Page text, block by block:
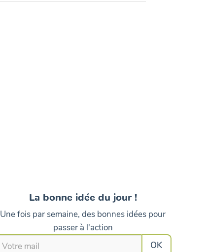
La bonne idée du jour !
Une fois par semaine, des bonnes idées pour
passer à l'action